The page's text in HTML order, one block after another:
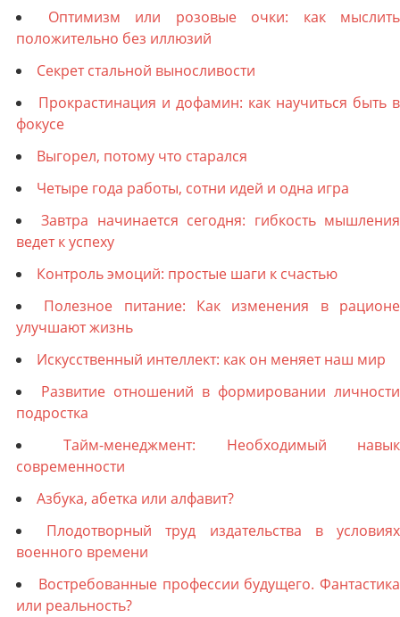
Оптимизм или розовые очки: как мыслить
положительно без иллюзий
Секрет стальной выносливости
Прокрастинация и дофамин: как научиться быть в
фокусе
Выгорел, потому что старался
Четыре года работы, сотни идей и одна игра
Завтра начинается сегодня: гибкость мышления
ведет к успеху
Контроль эмоций: простые шаги к счастью
Полезное питание: Как изменения в рационе
улучшают жизнь
Искусственный интеллект: как он меняет наш мир
Развитие отношений в формировании личности
подростка
Тайм-менеджмент: Необходимый навык
современности
Азбука, абетка или алфавит?
Плодотворный труд издательства в условиях
военного времени
Востребованные профессии будущего. Фантастика
или реальность?